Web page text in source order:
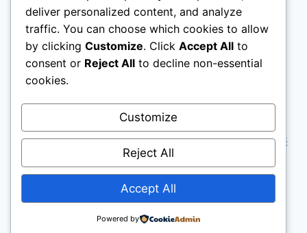
网站声明：本站资料所有内容取自本教会网及资料
库。本会将不承担因使用本站内容之任何损失，只供
非回教徒使用。
版权 © 2025 年 晨星 | 沙巴真耶稣教会 | 沙巴总会
deliver personalized content, and analyze
traffic. You can choose which cookies to allow
by clicking Customize. Click Accept All to
consent or Reject All to decline non-essential
cookies.
Customize
Reject All
Accept All
Powered by